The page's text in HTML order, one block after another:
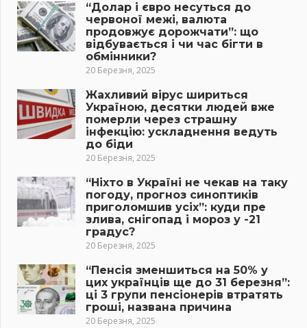
“Долар і євро несуться до
червоної межі, валюта
продовжує дорожчати”: що
відбувається і чи час бігти в
обмінники?
20 Березня, 2025
Жахливий вірус шириться
Україною, десятки людей вже
померли через страшну
інфекцію: ускладнення ведуть
до біди
20 Березня, 2025
“Ніхто в Україні не чекав на таку
погоду, прогноз синоптиків
приголомшив усіх”: куди пре
злива, снігопад і мороз у -21
градус?
20 Березня, 2025
“Пенсія зменшиться на 50% у
цих українців ще до 31 березня”:
ці 3 групи пенсіонерів втратять
гроші, названа причина
20 Березня, 2025